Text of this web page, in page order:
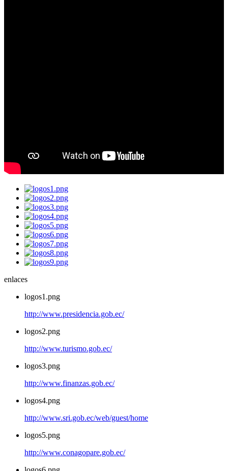
enlaces
logos1.png
http://www.presidencia.gob.ec/
logos2.png
http://www.turismo.gob.ec/
logos3.png
http://www.finanzas.gob.ec/
logos4.png
http://www.sri.gob.ec/web/guest/home
logos5.png
http://www.conagopare.gob.ec/